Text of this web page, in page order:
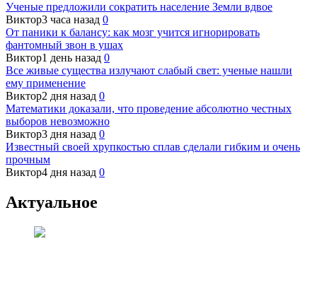
Ученые предложили сократить население Земли вдвое
Виктор3 часа назад 0
От паники к балансу: как мозг учится игнорировать
фантомный звон в ушах
Виктор1 день назад 0
Все живые существа излучают слабый свет: ученые нашли
ему применение
Виктор2 дня назад 0
Математики доказали, что проведение абсолютно честных
выборов невозможно
Виктор3 дня назад 0
Известный своей хрупкостью сплав сделали гибким и очень
прочным
Виктор4 дня назад 0
Актуальное